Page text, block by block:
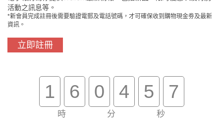
買滿$800免費送貨 在線客服支援
活動之訊息等。
*新會員完成註冊後需要驗證電郵及電話號碼，才可確保收到購物現金劵及最新
資訊。
立即註冊
1 6
時
0 4
分
5 7
秒